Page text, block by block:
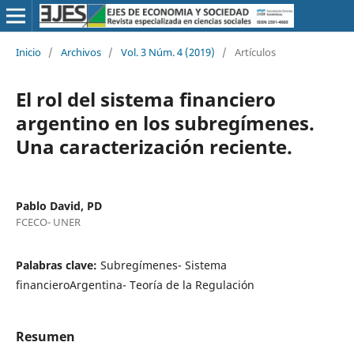
Inicio / Archivos / Vol. 3 Núm. 4 (2019) / Artículos
El rol del sistema financiero
argentino en los subregímenes.
Una caracterización reciente.
Pablo David, PD
FCECO- UNER
Palabras clave: Subregímenes- Sistema
financieroArgentina- Teoría de la Regulación
Resumen